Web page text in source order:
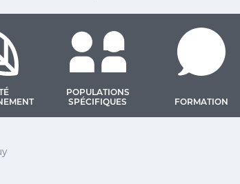
POPULATIONS
SPÉCIFIQUES
FORMATION